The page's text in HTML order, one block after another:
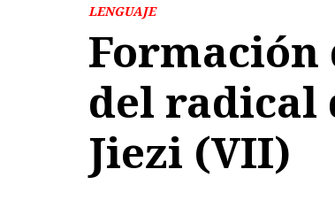
LENGUAJE
Formación
del radical
Jiezi (VII)